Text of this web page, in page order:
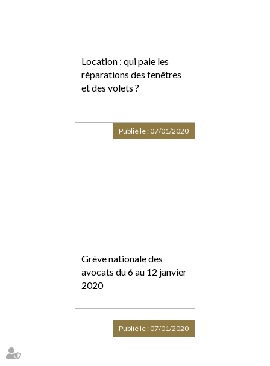
Location : qui paie les
réparations des fenêtres
et des volets ?
Grève nationale des
avocats du 6 au 12 janvier
2020
Publié le : 07/01/2020
Publié le : 07/01/2020